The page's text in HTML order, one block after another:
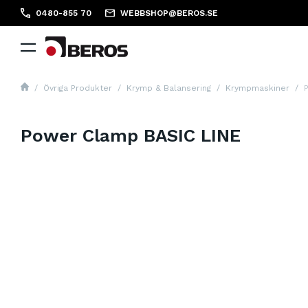
0480-855 70 WEBBSHOP@BEROS.SE
Övriga Produkter Krymp & Balansering Krympmaskiner
Power Clamp BASIC LINE